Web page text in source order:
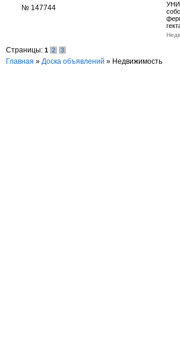
№ 147744
Страницы: 1 2 3
Главная » Доска объявлений » Недвижимость